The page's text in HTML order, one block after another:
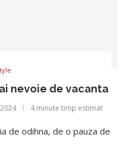
nevoie de vacanta
4 minute timp estimat
de odihna, de o pauza de